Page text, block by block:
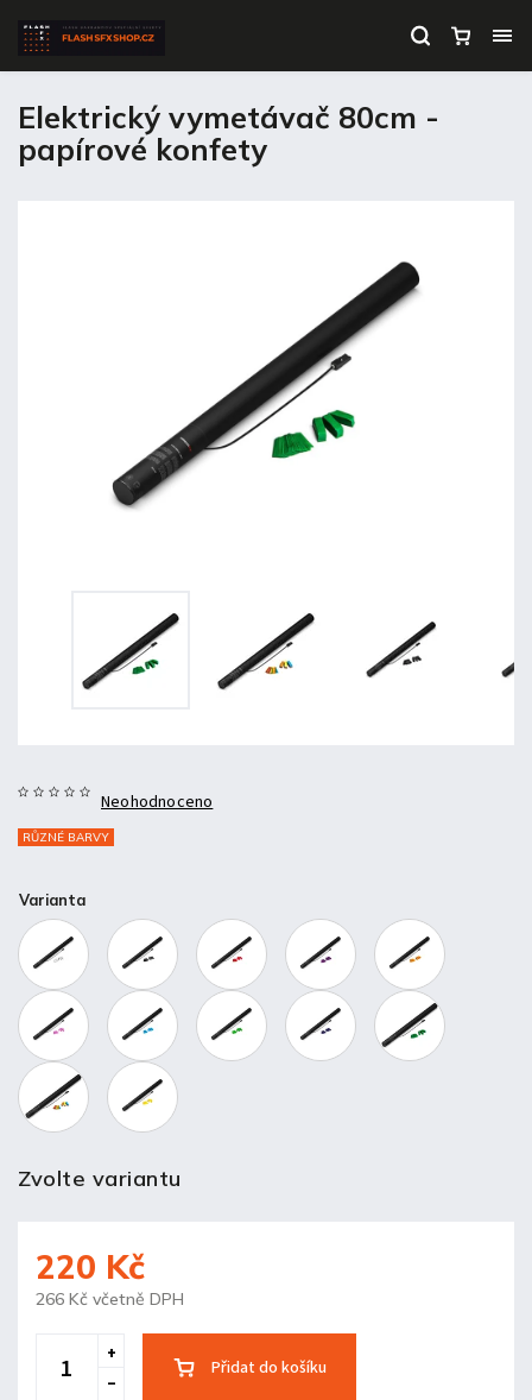
Elektrický vymetávač 80cm -
papírové konfety
RŮZNÉ BARVY
Neohodnoceno
Varianta
Zvolte variantu
220 Kč
266 Kč včetně DPH
Přidat do košíku